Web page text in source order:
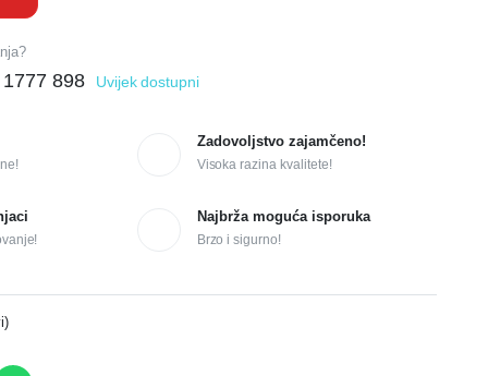
898 Uvijek dostupni
Zadovoljstvo zajamčeno!
Visoka razina kvalitete!
Najbrža moguća isporuka
Brzo i sigurno!